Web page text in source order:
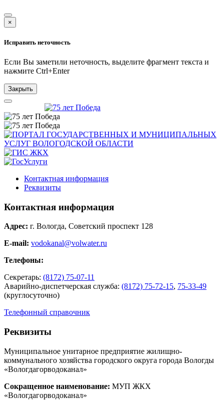
×
Исправить неточность
Если Вы заметили неточность, выделите фрагмент текста и
нажмите Ctrl+Enter
Закрыть
Контактная информация
Реквизиты
Контактная информация
Адрес: г. Вологда, Советский проспект 128
E-mail: vodokanal@volwater.ru
Телефоны:
Секретарь: (8172) 75-07-11
Аварийно-диспетчерская служба: (8172) 75-72-15, 75-33-49
(круглосуточно)
Телефонный справочник
Реквизиты
Муниципальное унитарное предприятие жилищно-
коммунального хозяйства городского округа города Вологды
«Вологдагорводоканал»
Сокращенное наименование: МУП ЖКХ
«Вологдагорводоканал»